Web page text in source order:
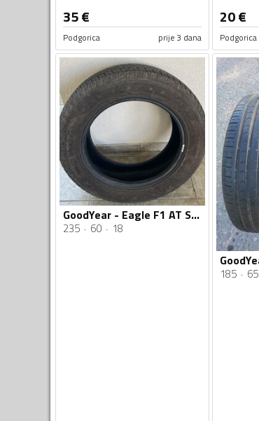
35€
Podgorica prije 3 dana
20€
Podgorica
GoodYear - Eagle F1 AT SUV 4x4 M+S - Univerzalna guma
235 60 18
185 65